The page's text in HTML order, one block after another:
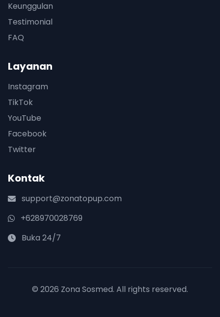
Keunggulan
Testimonial
FAQ
Layanan
Instagram
TikTok
YouTube
Facebook
Twitter
Kontak
support@zonatopup.com
+628970028769
Buka 24/7
© 2026 Zona Sosmed. All rights reserved.